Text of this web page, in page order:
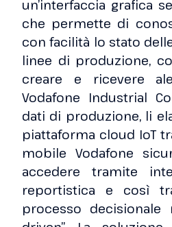
un’interfaccia grafica
che permette di
con facilità lo stato
linee di produzione,
creare e ricevere
Vodafone Industrial
dati di produzione, li
piattaforma cloud IoT
mobile Vodafone
accedere tramite
reportistica e così
processo decisionale